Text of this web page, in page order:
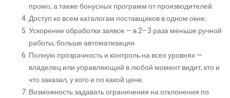
промо, а также бонусных программ от производителей.
Доступ ко всем каталогам поставщиков в одном окне.
Ускорение обработки заявок — в 2–3 раза меньше ручной
работы, больше автоматизации.
Полную прозрачность и контроль на всех уровнях —
владелец или управляющий в любой момент видит, кто и
что заказал, у кого и по какой цене.
Возможность задавать ограничения на отклонения по